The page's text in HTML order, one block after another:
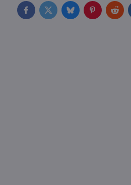
FacebookTwitterBlueskyPinterest